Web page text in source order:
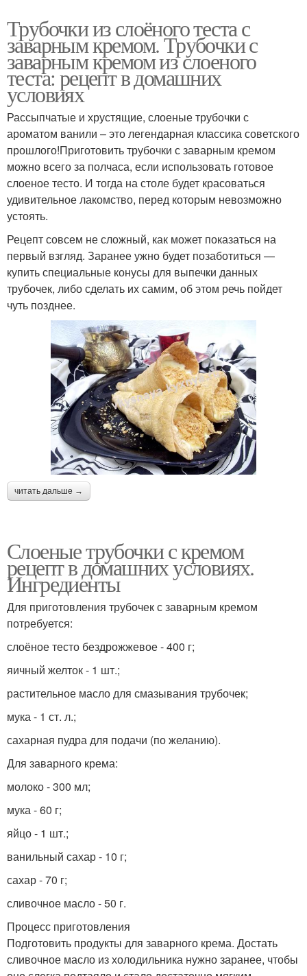
Трубочки из слоёного теста с
заварным кремом. Трубочки с
заварным кремом из слоеного
теста: рецепт в домашних
условиях
Рассыпчатые и хрустящие, слоеные трубочки с
ароматом ванили – это легендарная классика советского
прошлого!Приготовить трубочки с заварным кремом
можно всего за полчаса, если использовать готовое
слоеное тесто. И тогда на столе будет красоваться
удивительное лакомство, перед которым невозможно
устоять.
Рецепт совсем не сложный, как может показаться на
первый взгляд. Заранее ужно будет позаботиться —
купить специальные конусы для выпечки данных
трубочек, либо сделать их самим, об этом речь пойдет
чуть позднее.
читать дальше →
Слоеные трубочки с кремом
рецепт в домашних условиях.
Ингредиенты
Для приготовления трубочек с заварным кремом
потребуется:
слоёное тесто бездрожжевое - 400 г;
яичный желток - 1 шт.;
растительное масло для смазывания трубочек;
мука - 1 ст. л.;
сахарная пудра для подачи (по желанию).
Для заварного крема:
молоко - 300 мл;
мука - 60 г;
яйцо - 1 шт.;
ванильный сахар - 10 г;
сахар - 70 г;
сливочное масло - 50 г.
Процесс приготовления
Подготовить продукты для заварного крема. Достать
сливочное масло из холодильника нужно заранее, чтобы